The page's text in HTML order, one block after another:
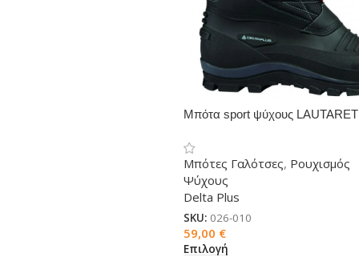
Μπότα sport ψύχους LAUTARET
Μπότες Γαλότσες, Ρουχισμός
Ψύχους
Delta Plus
SKU: 026-010
59,00 €
Επιλογή